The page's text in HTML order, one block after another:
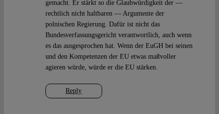
Reply
gemacht. Er stärkt so die Glaubwürdigkeit der —
rechtlich nicht haltbaren — Argumente der
polnischen Regierung. Dafür ist nicht das
Bundesverfassungsgericht verantwortlich, auch wenn
es das ausgesprochen hat. Wenn der EuGH bei seinen
und den Kompetenzen der EU etwas maßvoller
agieren würde, würde er die EU stärken.